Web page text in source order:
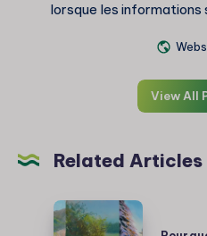
lorsque les informations
View All
Related Articles
Pourquoi
vos